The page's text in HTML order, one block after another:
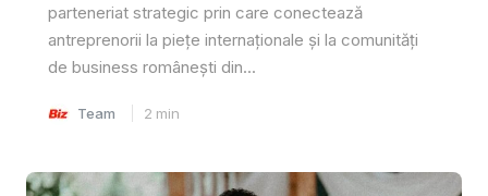
parteneriat strategic prin care conectează
antreprenorii la piețe internaționale și la comunități
de business românești din...
Team 2 min